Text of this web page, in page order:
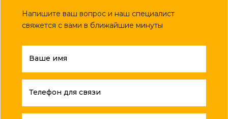
Напишите ваш вопрос и наш специалист
свяжется с вами в ближайшие минуты
Ваше имя
Телефон для связи